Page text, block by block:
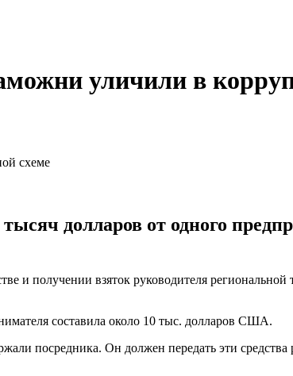
уличили в
долларов от одного
и получении взяток руководителя
составила около 10 тыс. долларов США.
посредника. Он должен передать эти